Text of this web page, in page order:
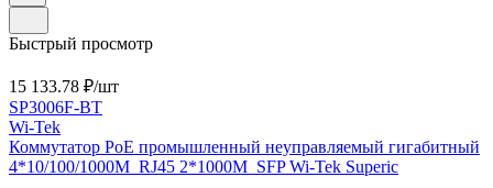
Быстрый просмотр
15 133.78 ₽/шт
SP3006F-BT
Wi-Tek
Коммутатор PoE промышленный неуправляемый гигабитный
4*10/100/1000M_RJ45 2*1000M_SFP Wi-Tek Superic